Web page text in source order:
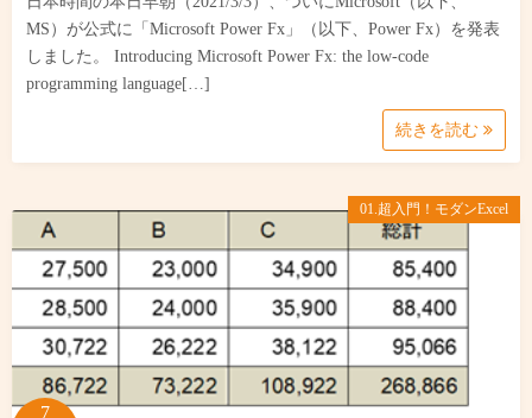
MS）が公式に「Microsoft Power Fx」（以下、Power Fx）を発表
しました。 Introducing Microsoft Power Fx: the low-code
programming language[…]
続きを読む
01.超入門！モダンExcel
7